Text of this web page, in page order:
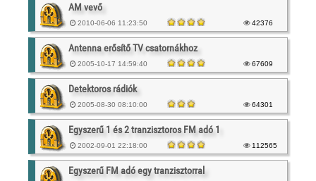
AM vevő
2010-06-06 11:23:50 42376
Antenna erősítő TV csatornákhoz
2005-10-17 14:59:40 67609
Detektoros rádiók
2005-08-30 08:10:00 64301
Egyszerű 1 és 2 tranzisztoros FM adó 1
2002-09-01 22:18:00 112565
Egyszerű FM adó egy tranzisztorral